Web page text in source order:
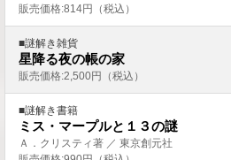
販売価格:814円（税込）
■謎解き雑貨
星降る夜の帳の家
販売価格:2,500円（税込）
■謎解き書籍
ミス・マープルと１３の謎
Ａ．クリスティ著 ／ 東京創元社